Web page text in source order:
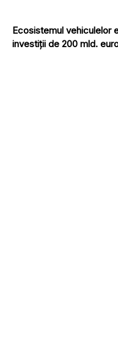
Ecosistemul vehiculelor
investiții de 200 mld.